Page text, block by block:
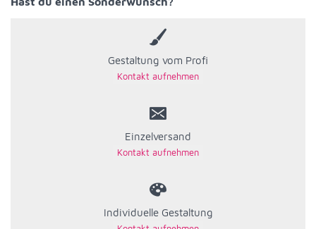
Gestaltung vom Profi
Einzelversand
Individuelle Gestaltung